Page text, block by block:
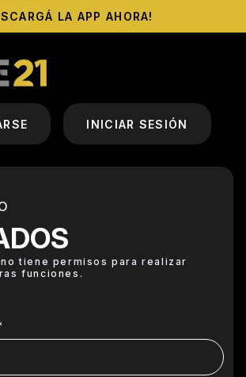
LA APP AHORA!
INICIAR SESIÓN
tiene permisos para realizar
funciones.